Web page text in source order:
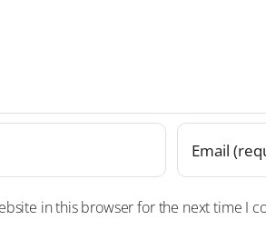
in this browser for the next time I